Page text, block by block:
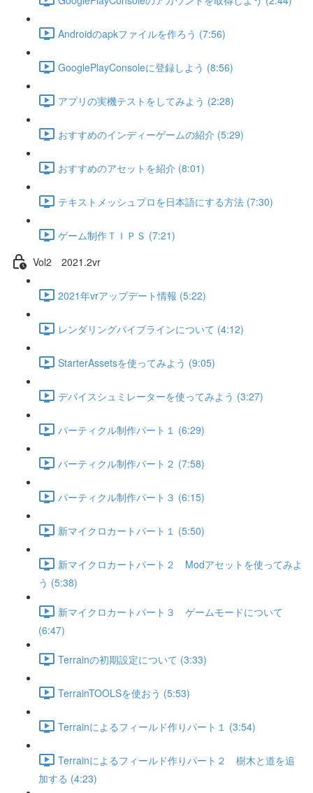
Androidのapkファイルを作ろう (7:56)
GooglePlayConsoleに登録しよう (8:56)
アプリの実機テストをしてみよう (2:28)
おすすめのインディーゲームの紹介 (5:29)
おすすめのアセットを紹介 (8:01)
テキストメッシュプロを日本語にする方法 (7:30)
ゲーム制作ＴＩＰＳ (7:21)
Vol2 2021.2vr
2021年vrアップデート情報 (5:22)
レンダリングパイプラインについて (4:12)
StarterAssetsを使ってみよう (9:05)
デバイスシュミレーターを使ってみよう (3:27)
パーティクル制作パート１ (6:29)
パーティクル制作パート２ (7:58)
パーティクル制作パート３ (6:15)
新マイクロカートパート１ (5:50)
新マイクロカートパート２ Modアセットを使ってみよ
う (5:38)
新マイクロカートパート３ ゲームモードについて
(6:47)
Terrainの初期設定について (3:33)
TerrainTOOLSを使おう (5:53)
Terrainによるフィールド作りパート１ (3:54)
Terrainによるフィールド作りパート２ 樹木と道を追
加する (4:23)